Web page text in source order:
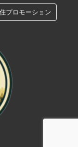
プロモーション